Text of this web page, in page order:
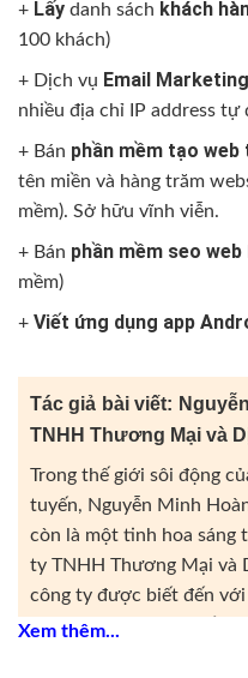
+ Lấy danh sách khách
100 khách)
+ Dịch vụ Email Marketing
nhiều địa chỉ IP address tự
+ Bán phần mềm tạo
tên miền và hàng trăm
mềm). Sở hữu vĩnh viễn.
+ Bán phần mềm seo web
mềm)
+ Viết ứng dụng app
Tác giả bài viết:
TNHH Thương Mại và
Trong thế giới sôi động
tuyến, Nguyễn Minh
còn là một tinh hoa sáng
ty TNHH Thương Mại và
công ty được biết đến
thức doanh nghiệp tiếp
Xem thêm...